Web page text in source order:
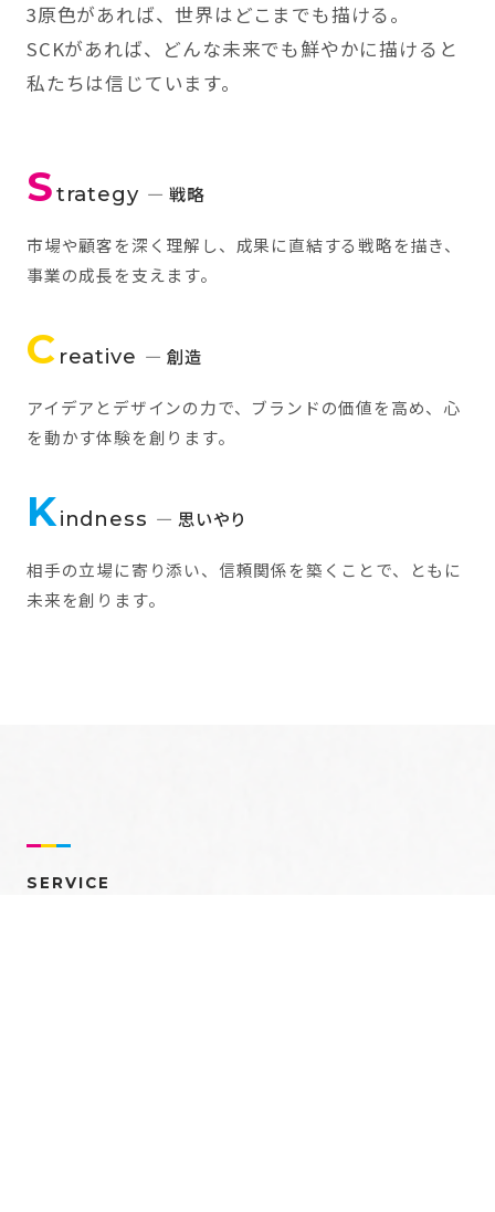
3原色があれば、世界はどこまでも描ける。
SCKがあれば、どんな未来でも鮮やかに描けると
私たちは信じています。
Strategy — 戦略
市場や顧客を深く理解し、成果に直結する戦略を描き、
事業の成長を支えます。
C reative — 創造
アイデアとデザインの力で、ブランドの価値を高め、心
を動かす体験を創ります。
Kindness — 思いやり
相手の立場に寄り添い、信頼関係を築くことで、ともに
未来を創ります。
SERVICE